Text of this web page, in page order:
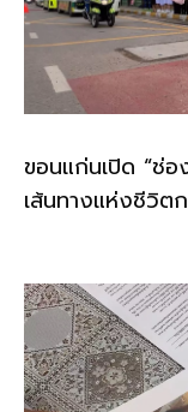
ขอนแก่นเปิด “ช่
เส้นทางแห่งชีวิต